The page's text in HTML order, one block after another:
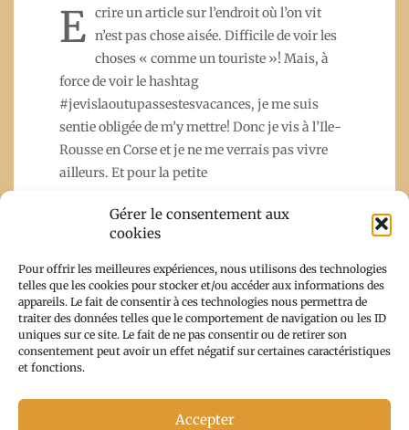
Gérer le consentement aux
cookies
Pour offrir les meilleures expériences, nous utilisons des technologies
telles que les cookies pour stocker et/ou accéder aux informations des
appareils. Le fait de consentir à ces technologies nous permettra de
traiter des données telles que le comportement de navigation ou les ID
uniques sur ce site. Le fait de ne pas consentir ou de retirer son
consentement peut avoir un effet négatif sur certaines caractéristiques
et fonctions.
Accepter
E crire un article sur l’endroit où l’on vit
n’est pas chose aisée. Difficile de voir les
choses « comme un touriste »! Mais, à
force de voir le hashtag
#jevislaoutupassestesvacances, je me suis
sentie obligée de m’y mettre! Donc je vis à l’Ile-
Rousse en Corse et je ne me verrais pas vivre
ailleurs. Et pour la petite
Read More